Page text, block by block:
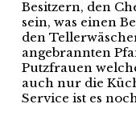
Besitzern, den
sein, was einen
den
angebrannten
Putzfrauen
auch nur die
Service ist es